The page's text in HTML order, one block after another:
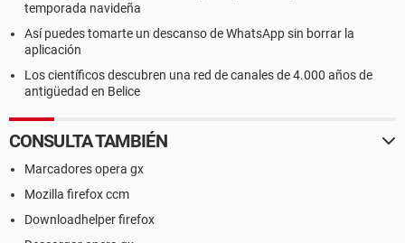
temporada navideña
Así puedes tomarte un descanso de WhatsApp sin borrar la
aplicación
Los científicos descubren una red de canales de 4.000 años de
antigüedad en Belice
CONSULTA TAMBIÉN
Marcadores opera gx
Mozilla firefox ccm
Downloadhelper firefox